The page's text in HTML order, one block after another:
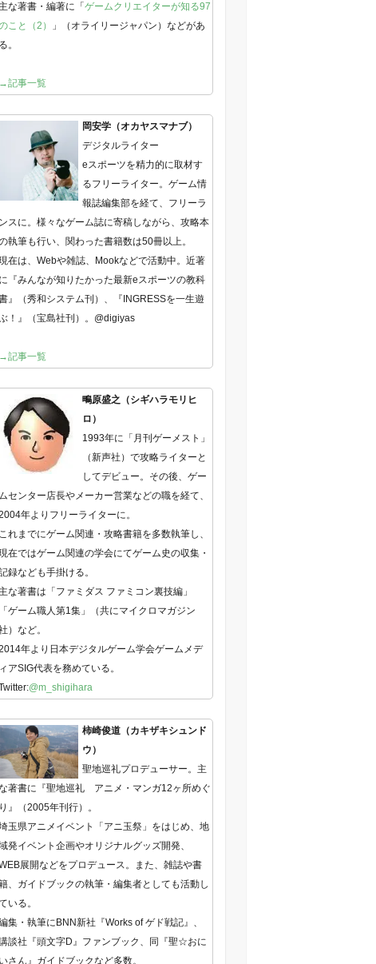
主な著書・編著に「 ゲームクリエイターが知る97
こと（2）
」（オライリージャパン）などがあ
る。
→記事一覧
岡安学（オカヤスマナブ）
デジタルライター
eスポーツを精力的に取材す
るフリーライター。ゲーム情
報誌編集部を経て、フリーラ
ンスに。様々なゲーム誌に寄稿しながら、攻略本
執筆も行い、関わった書籍数は50冊以上。
在は、Webや雑誌、Mookなどで活動中。近著
に『みんなが知りたかった最新eスポーツの教科
』（秀和システム刊）、『INGRESSを一生遊
！』（宝島社刊）。@digiyas
→記事一覧
鴫原盛之（シギハラモリヒ
ロ）
1993年に「月刊ゲーメスト」
（新声社）で攻略ライターと
してデビュー。その後、ゲー
センター店長やメーカー営業などの職を経て、
年よりフリーライターに。
これまでにゲーム関連・攻略書籍を多数執筆し、
在ではゲーム関連の学会にてゲーム史の収集・
録なども手掛ける。
主な著書は「ファミダス ファミコン裏技編」
「ゲーム職人第1集」（共にマイクロマガジン
）など。
年より日本デジタルゲーム学会ゲームメデ
ィアSIG代表を務めている。
@m_shigihara
柿崎俊道（カキザキシュンド
ウ）
聖地巡礼プロデューサー。主
著書に『聖地巡礼 アニメ・マンガ12ヶ所めぐ
り』（2005年刊行）。
玉県アニメイベント「アニ玉祭」をはじめ、地
発イベント企画やオリジナルグッズ開発、
展開などをプロデュース。また、雑誌や書
、ガイドブックの執筆・編集者としても活動し
いる。
集・執筆にBNN新社『Works of ゲド戦記』、
談社『頭文字D』ファンブック、同『聖☆おに
いさん』ガイドブックなど多数。